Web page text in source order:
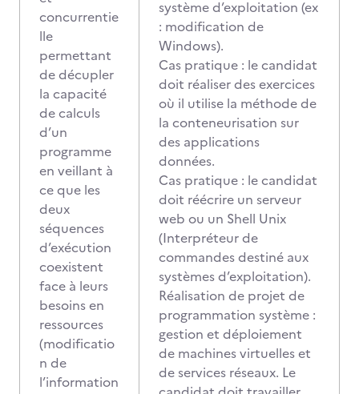
concurrentie
lle
permettant
de décupler
la capacité
de calculs
d’un
programme
en veillant à
ce que les
deux
séquences
d’exécution
coexistent
face à leurs
besoins en
ressources
(modificatio
n de
l’information
système d’exploitation (ex
: modification de
Windows).
Cas pratique : le candidat
doit réaliser des exercices
où il utilise la méthode de
la conteneurisation sur
des applications
données.
Cas pratique : le candidat
doit réécrire un serveur
web ou un Shell Unix
(Interpréteur de
commandes destiné aux
systèmes d’exploitation).
Réalisation de projet de
programmation système :
gestion et déploiement
de machines virtuelles et
de services réseaux. Le